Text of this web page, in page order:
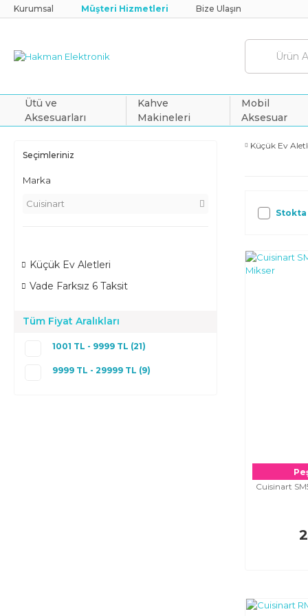
Kurumsal Müşteri Hizmetleri Bize Ulaşın
Ütü ve
Aksesuarları
Kahve
Makineleri
Mobil
Aksesuar
Seçimleriniz
Marka
Cuisinart
Küçük Ev Aletleri
Vade Farksız 6 Taksit
Tüm Fiyat Aralıkları
1001 TL - 9999 TL (21)
9999 TL - 29999 TL (9)
Küçük Ev
Stokta
Cuisinart